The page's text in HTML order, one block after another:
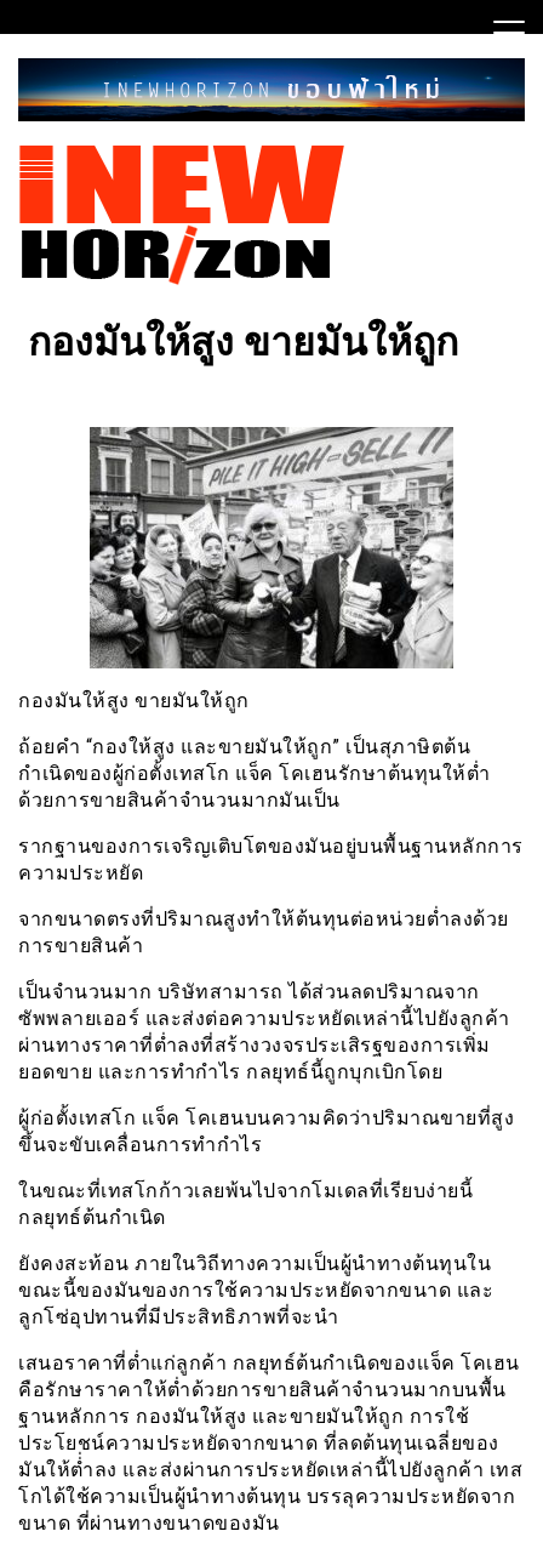
to
content
INEWHORIZON
กองมันให้สูง ขายมันให้ถูก
กองมันให้สูง ขายมันให้ถูก
ถ้อยคำ “กองให้สูง และขายมันให้ถูก” เป็นสุภาษิตต้น
กำเนิดของผู้ก่อตั้งเทสโก แจ็ค โคเฮนรักษาต้นทุนให้ต่ำ
ด้วยการขายสินค้าจำนวนมากมันเป็น
รากฐานของการเจริญเติบโตของมันอยู่บนพื้นฐานหลักการ
ความประหยัด
จากขนาดตรงที่ปริมาณสูงทำให้ต้นทุนต่อหน่วยต่ำลงด้วย
การขายสินค้า
เป็นจำนวนมาก บริษัทสามารถ ได้ส่วนลดปริมาณจาก
ซัพพลายเออร์ และส่งต่อความประหยัดเหล่านี้ไปยังลูกค้า
ผ่านทางราคาที่ต่ำลงที่สร้างวงจรประเสิรฐของการเพิ่ม
ยอดขาย และการทำกำไร กลยุทธ์นี้ถูกบุกเบิกโดย
ผู้ก่อตั้งเทสโก เเจ็ค โคเฮนบนความคิดว่าปริมาณขายที่สูง
ขึ้นจะขับเคลื่อนการทำกำไร
ในขณะที่เทสโกก้าวเลยพ้นไปจากโมเดลที่เรียบง่ายนี้
กลยุทธ์ต้นกำเนิด
ยังคงสะท้อน ภายในวิถีทางความเป็นผู้นำทางต้นทุนใน
ขณะนี้ของมันของการใช้ความประหยัดจากขนาด และ
ลูกโซ่อุปทานที่มีประสิทธิภาพที่จะนำ
เสนอราคาที่ต่ำแก่ลูกค้า กลยุทธ์ต้นกำเนิดของเเจ็ค โคเฮน
คือรักษาราคาให้ต่ำด้วยการขายสินค้าจำนวนมากบนพื้น
ฐานหลักการ กองมันให้สูง และขายมันให้ถูก การใช้
ประโยชน์ความประหยัดจากขนาด ที่ลดต้นทุนเฉลี่ยของ
มันให้ต่่ำลง และส่งผ่านการประหยัดเหล่านี้ไปยังลูกค้า เทส
โกได้ใช้ความเป็นผู้นำทางต้นทุน บรรลุความประหยัดจาก
ขนาด ที่ผ่านทางขนาดของมัน